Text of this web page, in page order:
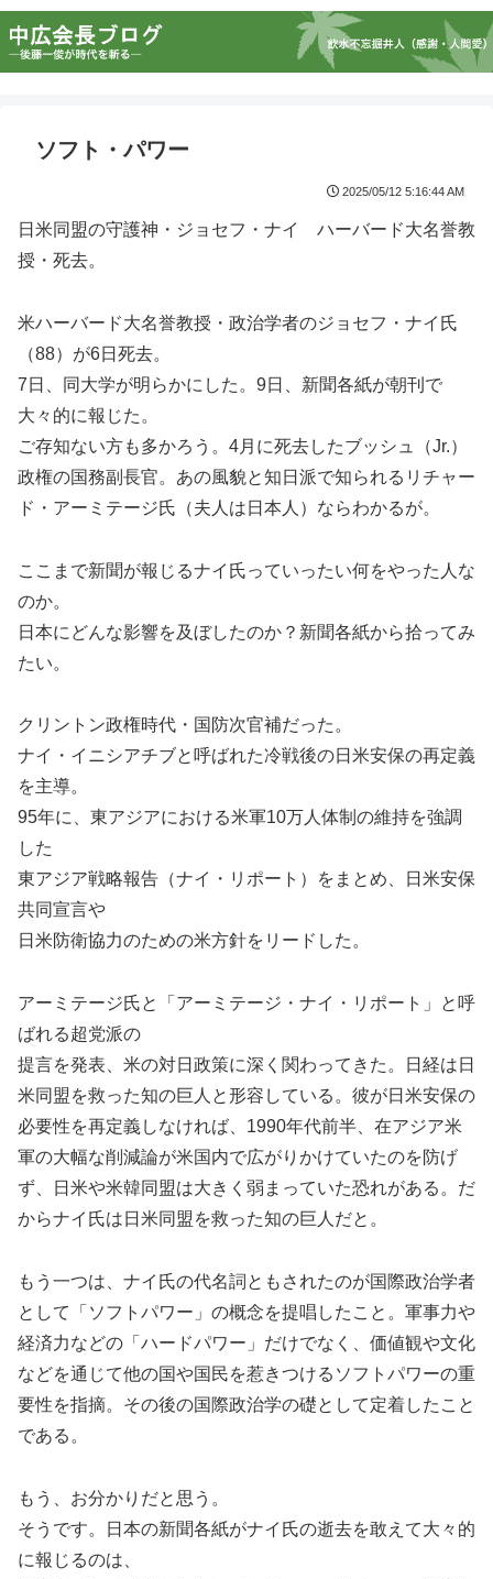
ソフト・パワー
2025/05/12 5:16:44 AM
日米同盟の守護神・ジョセフ・ナイ ハーバード大名誉教
授・死去。
米ハーバード大名誉教授・政治学者のジョセフ・ナイ氏
（88）が6日死去。
7日、同大学が明らかにした。9日、新聞各紙が朝刊で
大々的に報じた。
ご存知ない方も多かろう。4月に死去したブッシュ（Jr.）
政権の国務副長官。あの風貌と知日派で知られるリチャー
ド・アーミテージ氏（夫人は日本人）ならわかるが。
ここまで新聞が報じるナイ氏っていったい何をやった人な
のか。
日本にどんな影響を及ぼしたのか？新聞各紙から拾ってみ
たい。
クリントン政権時代・国防次官補だった。
ナイ・イニシアチブと呼ばれた冷戦後の日米安保の再定義
を主導。
95年に、東アジアにおける米軍10万人体制の維持を強調
した
東アジア戦略報告（ナイ・リポート）をまとめ、日米安保
共同宣言や
日米防衛協力のための米方針をリードした。
アーミテージ氏と「アーミテージ・ナイ・リポート」と呼
ばれる超党派の
提言を発表、米の対日政策に深く関わってきた。日経は日
米同盟を救った知の巨人と形容している。彼が日米安保の
必要性を再定義しなければ、1990年代前半、在アジア米
軍の大幅な削減論が米国内で広がりかけていたのを防げ
ず、日米や米韓同盟は大きく弱まっていた恐れがある。だ
からナイ氏は日米同盟を救った知の巨人だと。
もう一つは、ナイ氏の代名詞ともされたのが国際政治学者
として「ソフトパワー」の概念を提唱したこと。軍事力や
経済力などの「ハードパワー」だけでなく、価値観や文化
などを通じて他の国や国民を惹きつけるソフトパワーの重
要性を指摘。その後の国際政治学の礎として定着したこと
である。
もう、お分かりだと思う。
そうです。日本の新聞各紙がナイ氏の逝去を敢えて大々的
に報じるのは、